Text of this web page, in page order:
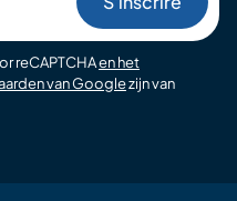
reCAPTCHAen het
van Googlezijn van